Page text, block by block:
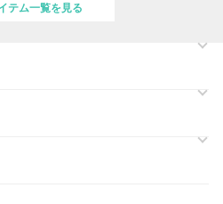
はこちら】
まとめて掲載しております。
ります。
テム一覧を見る